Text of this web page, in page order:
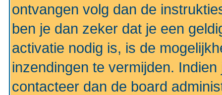
ontvangen volg dan de
ben je dan zeker dat je een
activatie nodig is, is de
inzendingen te vermijden.
contacteer dan de board